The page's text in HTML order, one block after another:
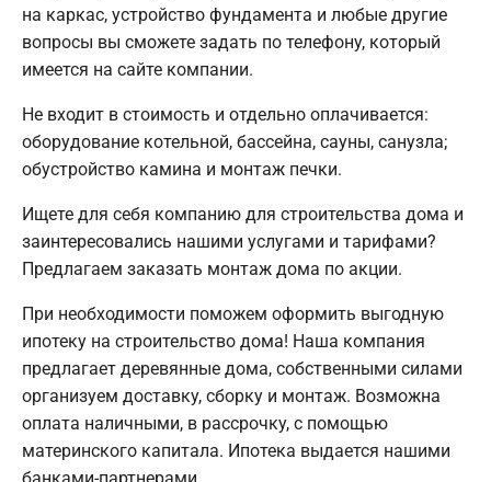
на каркас, устройство фундамента и любые другие
вопросы вы сможете задать по телефону, который
имеется на сайте компании.
Не входит в стоимость и отдельно оплачивается:
оборудование котельной, бассейна, сауны, санузла;
обустройство камина и монтаж печки.
Ищете для себя компанию для строительства дома и
заинтересовались нашими услугами и тарифами?
Предлагаем заказать монтаж дома по акции.
При необходимости поможем оформить выгодную
ипотеку на строительство дома! Наша компания
предлагает деревянные дома, собственными силами
организуем доставку, сборку и монтаж. Возможна
оплата наличными, в рассрочку, с помощью
материнского капитала. Ипотека выдается нашими